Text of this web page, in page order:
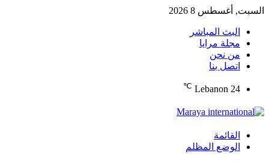
السبت, أغسطس 8 2026
البث المباشر
مجلة مرايا
من نحن
اتصل بنا
Lebanon 24
℃
القائمة
الوضع المظلم